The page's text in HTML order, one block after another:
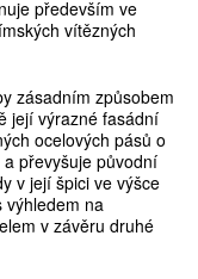
především ve
vítězných
zásadním způsobem
její výrazné fasádní
ocelových pásů o
převyšuje původní
v její špici ve výšce
výhledem na
v závěru druhé